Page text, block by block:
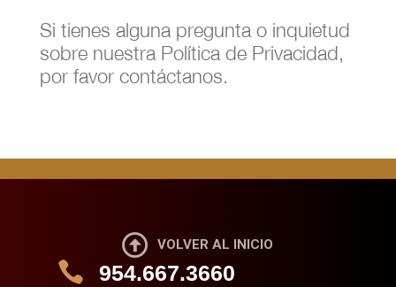
Si tienes alguna pregunta o inquietud
sobre nuestra Política de Privacidad,
por favor contáctanos.
 VOLVER AL INICIO
 954.667.3660